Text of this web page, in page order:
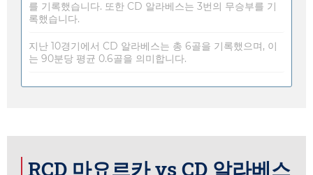
를 기록했습니다. 또한 CD 알라베스는 3번의 무승부를 기
록했습니다.
지난 10경기에서 CD 알라베스는 총 6골을 기록했으며, 이
는 90분당 평균 0.6골을 의미합니다.
RCD 마요르카 vs CD 알라베스